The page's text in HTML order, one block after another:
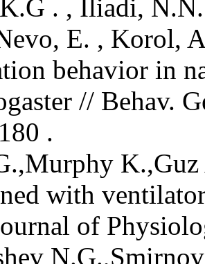
. , Iliadi,
E. , Korol,
behavior in
// Behav.
.
with
of